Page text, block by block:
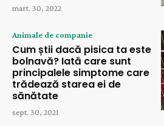
mart. 30, 2022
Animale de companie
Cum știi dacă pisica ta este
bolnavă? Iată care sunt
principalele simptome care
trădează starea ei de
sănătate
sept. 30, 2021